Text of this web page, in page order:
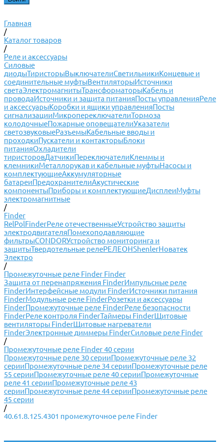
Главная
/
Каталог товаров
/
Реле и аксессуары
Силовые
диодыТиристорыВыключателиСветильникиКонцевые и
соединительные муфтыВентиляторыИсточники
светаЭлектромагнитыТрансформаторыКабель и
проводаИсточники и защита питанияПосты управленияРеле
и аксессуарыКоробки и ящики управленияПосты
сигнализацииМикропереключателиТормоза
колодочныеПожарные оповещателиУказатели
светозвуковыеРазъемыКабельные вводы и
проходкиПускатели и контакторыБлоки
питанияОхладители
тиристоровДатчикиПереключателиКлеммы и
клемникиМеталлорукав и кабельные муфтыНасосы и
комплектующиеАккумуляторные
батареиПредохранителиАкустические
компонентыПриборы и комплектующиеДисплеиМуфты
электромагнитные
/
Finder
RelPolFinderРеле отечественныеУстройство защиты
электродвигателяПомехоподавляющие
фильтрыCONDORУстройство мониторинга и
защитыТвердотельные релеРЕЛЕОНShenlerНоватек
Электро
/
Промежуточные реле Finder Finder
Защита от перенапряжения FinderИмпульсные реле
FinderИнтерфейсные модули FinderИсточники питания
FinderМодульные реле FinderРозетки и аксессуары
FinderПромежуточные реле FinderРеле безопасности
FinderРеле контроля FinderТаймеры FinderЩитовые
вентиляторы FinderЩитовые нагреватели
FinderЭлектронные диммеры FinderСиловые реле Finder
/
Промежуточные реле Finder 40 серии
Промежуточные реле 30 серииПромежуточные реле 32
серииПромежуточные реле 34 серииПромежуточные реле
55 серииПромежуточные реле 40 серииПромежуточные
реле 41 серииПромежуточные реле 43
серииПромежуточные реле 44 серииПромежуточные реле
45 серии
/
40.61.8.125.4301 промежуточное реле Finder